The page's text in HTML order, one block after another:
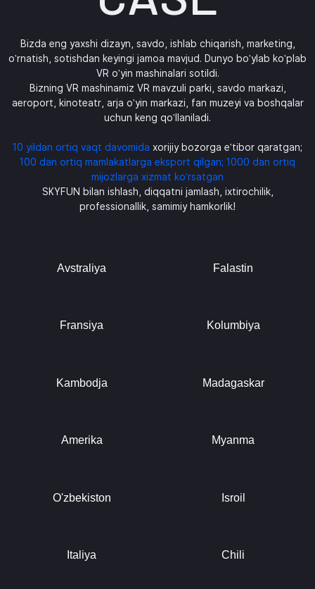
Bizda eng yaxshi dizayn, savdo, ishlab chiqarish, marketing,
o'rnatish, sotishdan keyingi jamoa mavjud. Dunyo bo'ylab ko'plab
VR o'yin mashinalari sotildi.
Bizning VR mashinamiz VR mavzuli parki, savdo markazi,
aeroport, kinoteatr, arja o'yin markazi, fan muzeyi va boshqalar
uchun keng qo'llaniladi.
10 yildan ortiq vaqt davomida xorijiy bozorga e'tibor qaratgan;
100 dan ortiq mamlakatlarga eksport qilgan; 1000 dan ortiq
mijozlarga xizmat ko'rsatgan
SKYFUN bilan ishlash, diqqatni jamlash, ixtirochilik,
professionallik, samimiy hamkorlik!
Avstraliya Falastin
Fransiya Kolumbiya
Kambodja Madagaskar
Amerika Myanma
O'zbekiston Isroil
Italiya Chili